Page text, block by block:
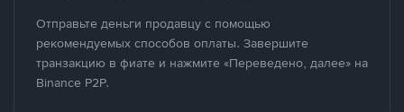
Отправьте деньги продавцу с помощью
рекомендуемых способов оплаты. Завершите
транзакцию в фиате и нажмите «Переведено, далее» на
Binance P2P.